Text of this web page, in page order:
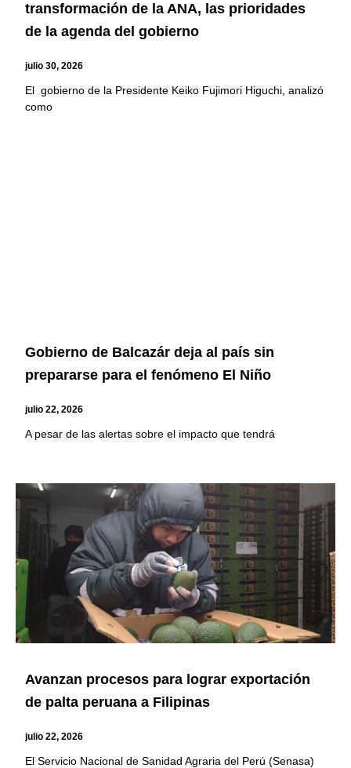
transformación de la ANA, las prioridades
de la agenda del gobierno
julio 30, 2026
El gobierno de la Presidente Keiko Fujimori Higuchi, analizó
como
Gobierno de Balcazár deja al país sin
prepararse para el fenómeno El Niño
julio 22, 2026
A pesar de las alertas sobre el impacto que tendrá
Avanzan procesos para lograr exportación
de palta peruana a Filipinas
julio 22, 2026
El Servicio Nacional de Sanidad Agraria del Perú (Senasa)